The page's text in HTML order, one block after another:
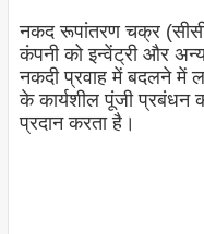
नकद रूपांतरण चक्र
कंपनी को इन्वेंट्री और
नकदी प्रवाह में बदलने में
के कार्यशील पूंजी प्रबंधन
प्रदान करता है।